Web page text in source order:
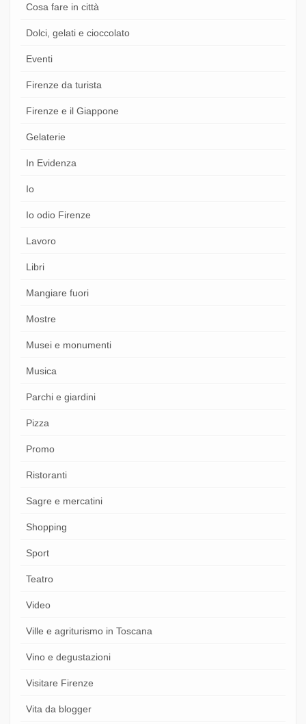
Cosa fare in città
Dolci, gelati e cioccolato
Eventi
Firenze da turista
Firenze e il Giappone
Gelaterie
In Evidenza
Io
Io odio Firenze
Lavoro
Libri
Mangiare fuori
Mostre
Musei e monumenti
Musica
Parchi e giardini
Pizza
Promo
Ristoranti
Sagre e mercatini
Shopping
Sport
Teatro
Video
Ville e agriturismo in Toscana
Vino e degustazioni
Visitare Firenze
Vita da blogger